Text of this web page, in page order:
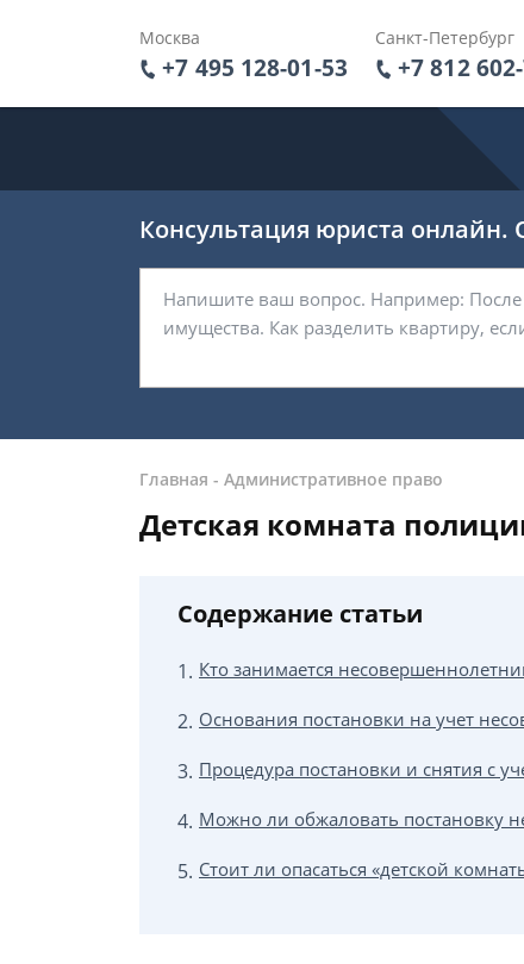
Москва
+7 495 128-01-53
Санкт-Петербург
+7 812
Консультация юриста онлайн.
Главная - Административное право
Детская комната
Содержание статьи
Кто занимается
Основания постановки на учет
Процедура постановки и снятия с
Можно ли обжаловать постановку
Стоит ли опасаться «детской